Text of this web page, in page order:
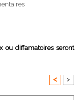
ou diffamatoires seront
< >